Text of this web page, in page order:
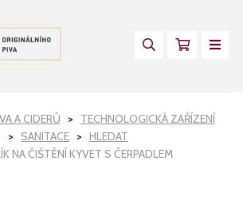
A CIDERŮ
TECHNOLOGICKÁ ZAŘÍZENÍ
SANITACE
HLEDAT
NA ČIŠTĚNÍ KYVET S ČERPADLEM